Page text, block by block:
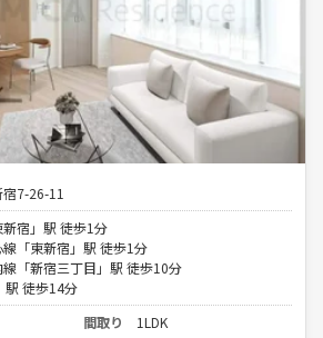
7-26-11
宿」駅 徒歩1分
「東新宿」駅 徒歩1分
「新宿三丁目」駅 徒歩10分
駅 徒歩14分
間取り
1LDK